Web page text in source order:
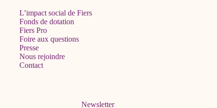
L’impact social de Fiers
Fonds de dotation
Fiers Pro
Foire aux questions
Presse
Nous rejoindre
Contact
Newsletter